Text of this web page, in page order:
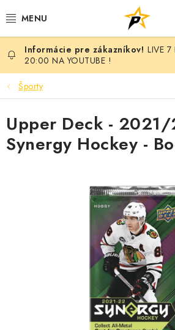
na
POKÉMON
BREAK NIGHT SEPAR VOL.7 -
BATTLE
BREAKY
MAGIC THE GATHERING
LIVE
20:00 NA YOUTUBE !
Športy
Upper Deck -
Synergy Hockey -